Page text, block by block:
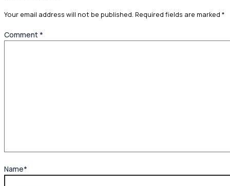
Your email address will not be published. Required fields are marked *
Comment *
Name*